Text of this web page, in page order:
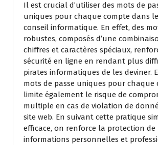
Il est crucial d’utiliser des mots de
uniques pour chaque compte dans
conseil informatique. En effet, des
robustes, composés d’une
chiffres et caractères spéciaux,
sécurité en ligne en rendant plus
pirates informatiques de les deviner.
mots de passe uniques pour chaque
limite également le risque de
multiple en cas de violation de
site web. En suivant cette pratique
efficace, on renforce la protection de
informations personnelles et